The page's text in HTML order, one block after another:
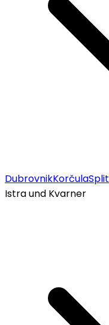
DubrovnikKorčulaSplit
Istra und Kvarner